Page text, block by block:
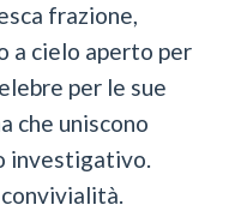
frazione,
a cielo aperto per
per le sue
che uniscono
investigativo.